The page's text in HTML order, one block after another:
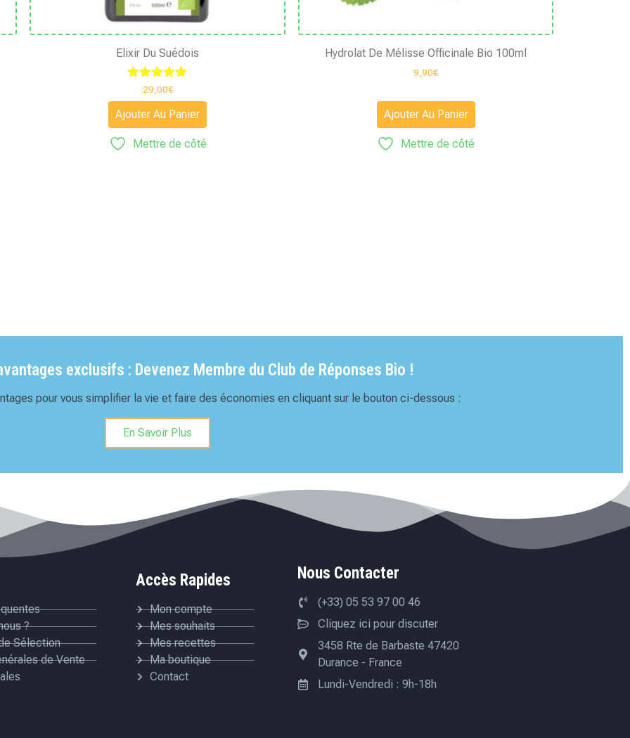
Elixir Du Suédois
Note
5.00
sur 5
29,00€
Ajouter Au Panier
Mettre de côté
Hydrolat De Mélisse Officinale Bio 100ml
9,90€
Ajouter Au Panier
Mettre de côté
exclusifs : Devenez Membre du Club de Réponses Bio !
pour vous simplifier la vie et faire des économies en cliquant sur le bouton ci-dessous :
En Savoir Plus
?
Sélection
de Vente
Accès Rapides
Mon compte
Mes souhaits
Mes recettes
Ma boutique
Contact
Nous Contacter
(+33) 05 53 97 00 46
Cliquez ici pour discuter
3458 Rte de Barbaste 47420
Durance - France
Lundi-Vendredi : 9h-18h